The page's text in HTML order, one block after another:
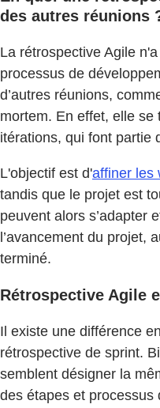
des autres réunions
La rétrospective Agile
processus de
d’autres réunions,
mortem. En effet, elle se
itérations, qui font partie
L'objectif est d'affiner les
tandis que le projet est
peuvent alors s’adapter
l’avancement du projet,
terminé.
Rétrospective Agile
Il existe une différence
rétrospective de sprint.
semblent désigner la
des étapes et processus